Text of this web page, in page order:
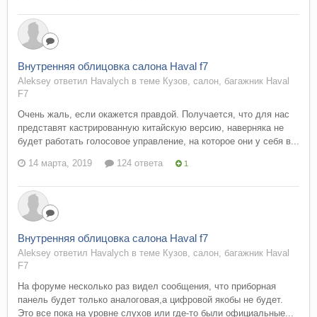
Внутренняя облицовка салона Haval f7
Aleksey ответил Havalych в теме Кузов, салон, багажник Haval
F7
Очень жаль, если окажется правдой. Получается, что для нас
представят кастрированную китайскую версию, наверняка не
будет работать голосовое управление, на которое они у себя в...
14 марта, 2019 124 ответа 1
Внутренняя облицовка салона Haval f7
Aleksey ответил Havalych в теме Кузов, салон, багажник Haval
F7
На форуме несколько раз видел сообщения, что приборная
панель будет только аналоговая,а цифровой якобы не будет.
Это все пока на уровне слухов или где-то были официальные...